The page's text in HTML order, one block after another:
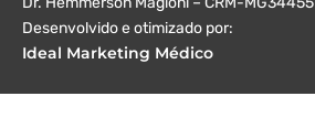
Desenvolvido e otimizado por:
Ideal Marketing Médico